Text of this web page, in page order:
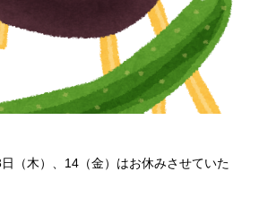
（木）、14（金）はお休みさせていた